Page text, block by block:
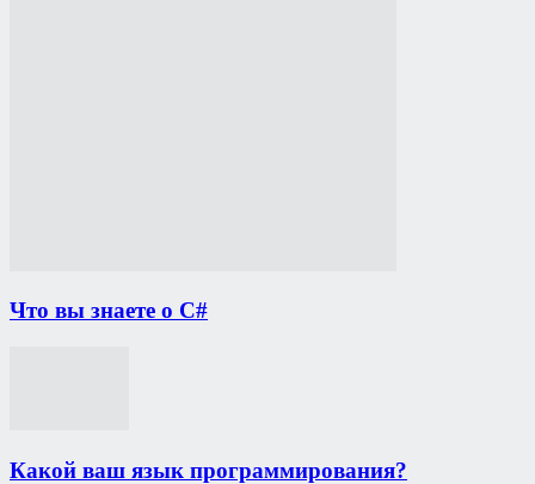
Что вы знаете о C#
Какой ваш язык программирования?